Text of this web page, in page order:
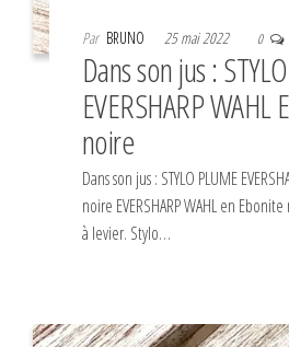
Par BRUNO 25 mai 2022 0
Dans son jus :
EVERSHARP WAHL
noire
Dans son jus : STYLO PLUME
noire EVERSHARP WAHL en
à levier. Stylo…